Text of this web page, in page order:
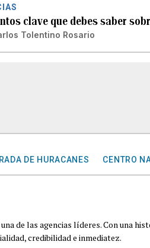
clave que debes saber
Tolentino Rosario
DE HURACANES CENTRO
de las agencias líderes. Con una
credibilidad e inmediatez.